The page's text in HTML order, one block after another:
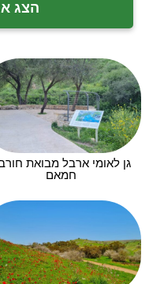
הצג
גן לאומי ארבל מבואת
חמאם